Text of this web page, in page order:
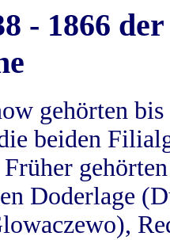
- 1866
gehörten
beiden
Doderlage